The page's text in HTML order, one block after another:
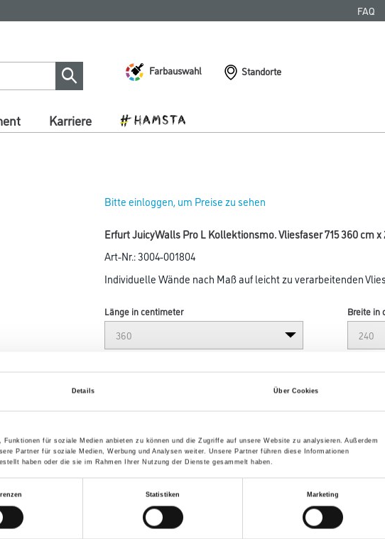
Details Über Cookies
für soziale Medien anbieten zu können und die Zugriffe auf unsere Website zu analysieren. Außerdem
Partner für soziale Medien, Werbung und Analysen weiter. Unsere Partner führen diese Informationen
haben oder die sie im Rahmen Ihrer Nutzung der Dienste gesammelt haben.
Statistiken Marketing
FAQ
Farbauswahl
Standorte
Karriere
Bitte einloggen, um Preise zu sehen
Erfurt JuicyWalls Pro L Kollektionsmo. Vliesfaser 715 360 cm x
Art-Nr.:3004-001804
Individuelle Wände nach Maß auf leicht zu verarbeitenden
Länge in centimeter Breite in
Umrechnungsfaktoren